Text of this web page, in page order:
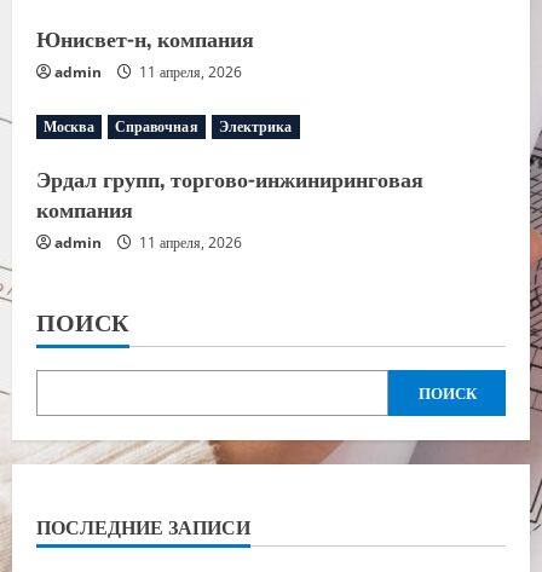
Юнисвет-н, компания
admin 11 апреля, 2026
Москва Справочная Электрика
Эрдал групп, торгово-инжиниринговая
компания
admin 11 апреля, 2026
ПОИСК
ПОИСК
ПОСЛЕДНИЕ ЗАПИСИ